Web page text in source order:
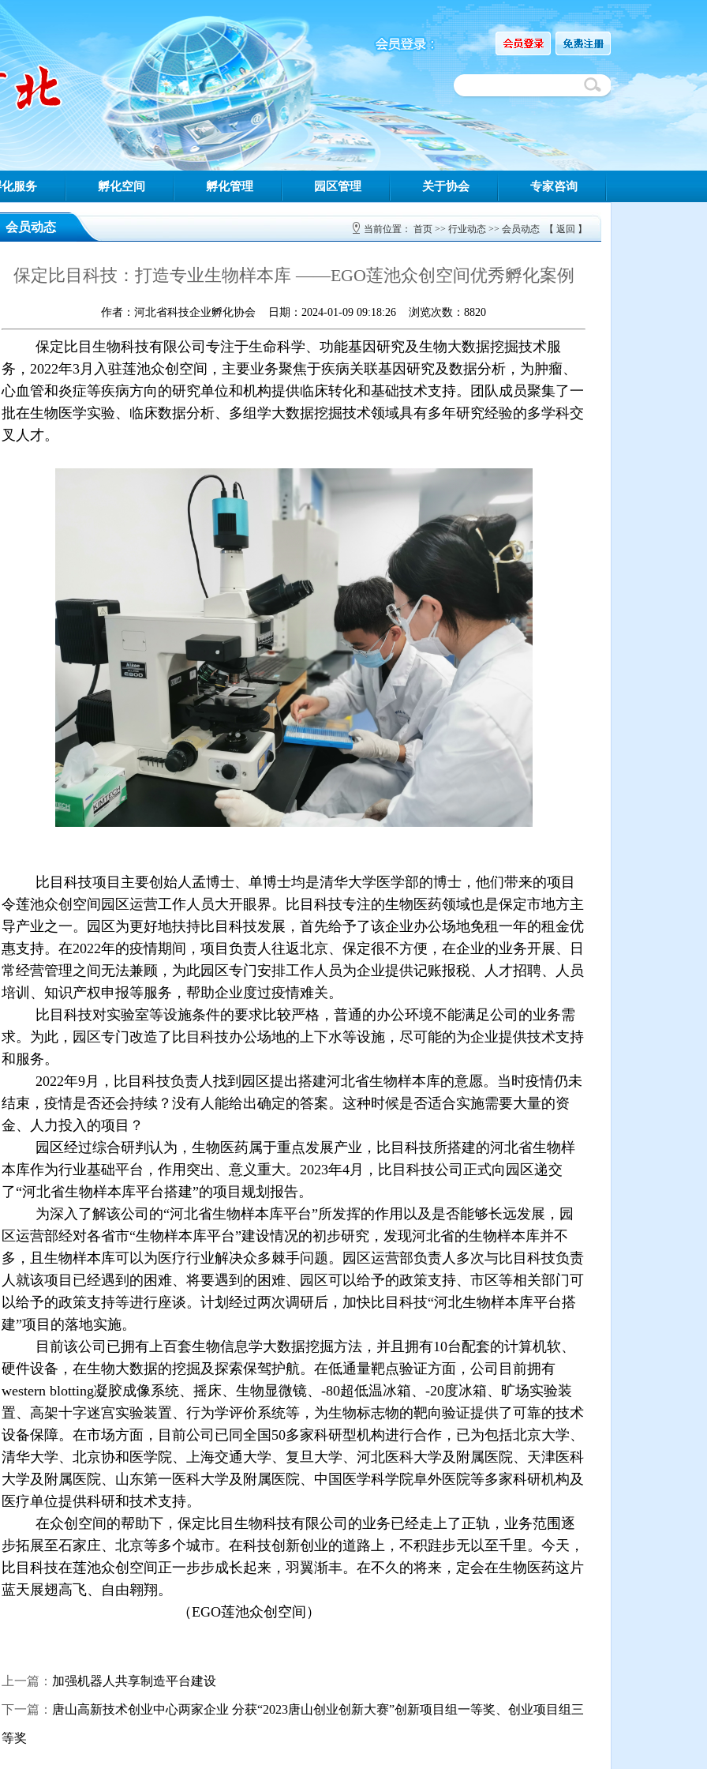
服务 孵化空间 孵化管理 园区管理 关于协会 专家咨询
当前位置： 首页 >> 行业动态 >> 会员动态 【 返回 】
会员动态
保定比目科技：打造专业生物样本库 ——EGO莲池众创空间优秀孵化案例
作者：河北省科技企业孵化协会 日期：2024-01-09 09:18:26 浏览次数：8820
保定比目生物科技有限公司专注于生命科学、功能基因研究及生物大数据挖掘技术服
务， 2022年3月入驻莲池众创空间，主要业务聚焦于疾病关联基因研究及数据分析，为肿瘤、
心血管和炎症等疾病方向的研究单位和机构提供临床转化和基础技术支持。团队成员聚集了一
批在生物医学实验、临床数据分析、多组学大数据挖掘技术领域具有多年研究经验的多学科交
叉人才。
比目科技项目主要创始人孟博士、单博士均是清华大学医学部的博士，他们带来的项目
令莲池众创空间园区运营工作人员大开眼界。比目科技专注的生物医药领域也是保定市地方主
导产业之一。园区为更好地扶持比目科技发展，首先给予了该企业办公场地免租一年的租金优
惠支持。在2022年的疫情期间，项目负责人往返北京、保定很不方便，在企业的业务开展、日
常经营管理之间无法兼顾，为此园区专门安排工作人员为企业提供记账报税、人才招聘、人员
培训、知识产权申报等服务，帮助企业度过疫情难关。
比目科技对实验室等设施条件的要求比较严格，普通的办公环境不能满足公司的业务需
求。为此，园区专门改造了比目科技办公场地的上下水等设施，尽可能的为企业提供技术支持
和服务。
2022年9月，比目科技负责人找到园区提出搭建河北省生物样本库的意愿。当时疫情仍未
结束，疫情是否还会持续？没有人能给出确定的答案。这种时候是否适合实施需要大量的资
金、人力投入的项目？
园区经过综合研判认为，生物医药属于重点发展产业，比目科技所搭建的河北省生物样
本库作为行业基础平台，作用突出、意义重大。 2023年4月，比目科技公司正式向园区递交
了“河北省生物样本库平台搭建”的项目规划报告。
为深入了解该公司的“河北省生物样本库平台”所发挥的作用以及是否能够长远发展，园
区运营部经对各省市“生物样本库平台”建设情况的初步研究，发现河北省的生物样本库并不
多，且生物样本库可以为医疗行业解决众多棘手问题。园区运营部负责人多次与比目科技负责
人就该项目已经遇到的困难、将要遇到的困难、园区可以给予的政策支持、市区等相关部门可
以给予的政策支持等进行座谈。计划经过两次调研后，加快比目科技“河北生物样本库平台搭
建”项目的落地实施。
目前该公司已拥有上百套生物信息学大数据挖掘方法，并且拥有10台配套的计算机软、
硬件设备，在生物大数据的挖掘及探索保驾护航。在低通量靶点验证方面，公司目前拥有
western blotting凝胶成像系统、摇床、生物显微镜、 -80超低温冰箱、 -20度冰箱、旷场实验装
置、高架十字迷宫实验装置、行为学评价系统等，为生物标志物的靶向验证提供了可靠的技术
设备保障。在市场方面，目前公司已同全国 50多家科研型机构进行合作，已为包括北京大学、
清华大学、北京协和医学院、上海交通大学、复旦大学、河北医科大学及附属医院、天津医科
大学及附属医院、山东第一医科大学及附属医院、中国医学科学院阜外医院等多家科研机构及
医疗单位提供科研和技术支持。
在众创空间的帮助下，保定比目生物科技有限公司的业务已经走上了正轨，业务范围逐
步拓展至石家庄、北京等多个城市。在科技创新创业的道路上，不积跬步无以至千里。今天，
比目科技在莲池众创空间正一步步成长起来，羽翼渐丰。在不久的将来，定会在生物医药这片
蓝天展翅高飞、自由翱翔。
（EGO莲池众创空间）
上一篇： 加强机器人共享制造平台建设
下一篇： 唐山高新技术创业中心两家企业 分获“2023唐山创业创新大赛”创新项目组一等奖、创业项目组三
等奖